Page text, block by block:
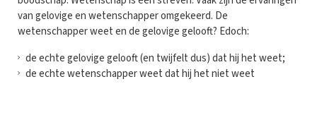
van gelovige en wetenschapper omgekeerd. De
wetenschapper weet en de gelovige gelooft? Edoch:
de echte gelovige gelooft (en twijfelt dus) dat hij het weet;
de echte wetenschapper weet dat hij het niet weet